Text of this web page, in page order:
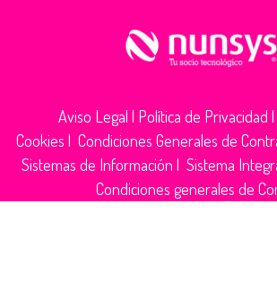
Aviso Legal | Política de Privacidad |
Cookies | Condiciones Generales de
Sistemas de Información | Sistema
Condiciones generales de